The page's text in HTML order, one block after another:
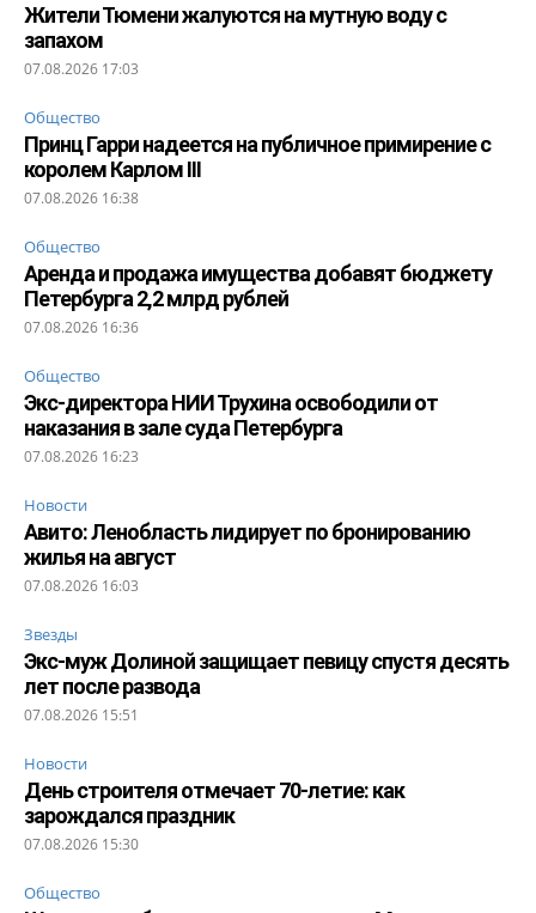
Жители Тюмени жалуются на мутную воду с
запахом
07.08.2026 17:03
Общество
Принц Гарри надеется на публичное примирение с
королем Карлом III
07.08.2026 16:38
Общество
Аренда и продажа имущества добавят бюджету
Петербурга 2,2 млрд рублей
07.08.2026 16:36
Общество
Экс-директора НИИ Трухина освободили от
наказания в зале суда Петербурга
07.08.2026 16:23
Новости
Авито: Ленобласть лидирует по бронированию
жилья на август
07.08.2026 16:03
Звезды
Экс-муж Долиной защищает певицу спустя десять
лет после развода
07.08.2026 15:51
Новости
День строителя отмечает 70-летие: как
зарождался праздник
07.08.2026 15:30
Общество